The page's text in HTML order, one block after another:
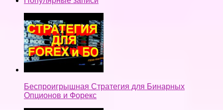
Беспроигрышная Стратегия для Бинарных
Опционов и Форекс